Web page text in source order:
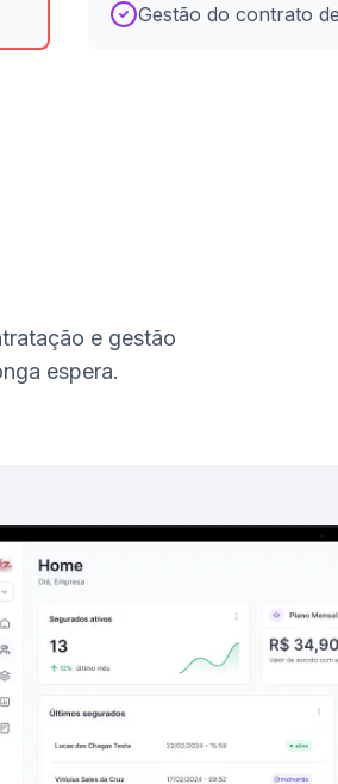
Gestão do contrato
e gestão
espera.